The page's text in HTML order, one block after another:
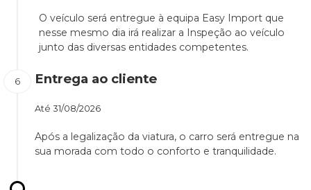
O veículo será entregue à equipa Easy Import que
nesse mesmo dia irá realizar a Inspeção ao veículo
junto das diversas entidades competentes.
Entrega ao cliente
Até 31/08/2026
Após a legalização da viatura, o carro será entregue na
sua morada com todo o conforto e tranquilidade.